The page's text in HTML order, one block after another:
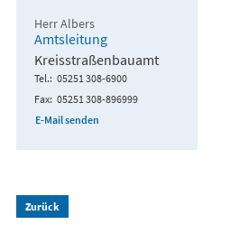
Herr Albers
Amtsleitung
Kreisstraßenbauamt
Tel. 05251 308-6900
Fax 05251 308-896999
E-Mail senden
Zurück